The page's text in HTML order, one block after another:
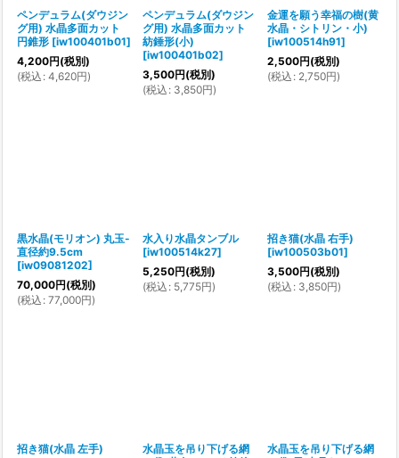
ペンデュラム(ダウジン
グ用) 水晶多面カット
円錐形 [iw100401b01]
4,200円(税別)
(税込 : 4,620円)
ペンデュラム(ダウジン
グ用) 水晶多面カット
紡錘形(小)
[iw100401b02]
3,500円(税別)
(税込 : 3,850円)
金運を願う幸福の樹(黄
水晶・シトリン・小)
[iw100514h91]
2,500円(税別)
(税込 : 2,750円)
黒水晶(モリオン) 丸玉-
直径約9.5cm
[iw09081202]
70,000円(税別)
(税込 : 77,000円)
水入り水晶タンブル
[iw100514k27]
5,250円(税別)
(税込 : 5,775円)
招き猫(水晶 右手)
[iw100503b01]
3,500円(税別)
(税込 : 3,850円)
招き猫(水晶 左手)
水晶玉を吊り下げる網
水晶玉を吊り下げる網